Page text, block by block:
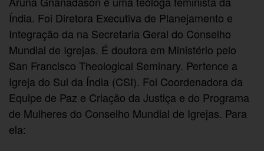
Índia. Foi Diretora Executiva de Planejamento e
Integração da na Secretaria Geral do Conselho
Mundial de Igrejas. É doutora em Ministério pelo
San Francisco Theological Seminary. Pertence a
Igreja do Sul da Índia (CSI). Foi Coordenadora da
Equipe de Paz e Criação da Justiça e do Programa
de Mulheres do Conselho Mundial de Igrejas. Para
ela: